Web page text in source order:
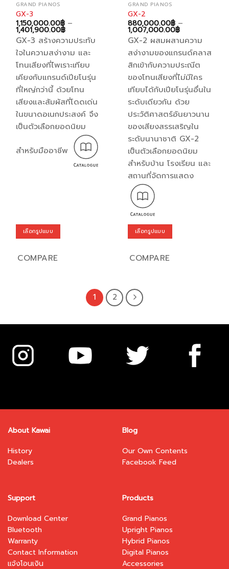
GRAND PIANOS
GX-3
1,150,000.00฿ –
1,401,900.00฿Price
range:
1,150,000.00฿
through
1,401,900.00฿
GX-3 สร้างความประทับ
ใจในความสง่างาม และ
โทนเสียงที่ไพเราะเทียบ
เคียงกับแกรนด์เปียโนรุ่น
ที่ใหญ่กว่านี้ ด้วยโทน
เสียงและสัมผัสที่โดดเด่น
ในขนาดอเนกประสงค์ จึง
เป็นตัวเลือกยอดนิยม
สำหรับมืออาชีพ
เลือกรูปแบบ
product
on
the
COMPARE
GRAND PIANOS
GX-2
880,000.00฿ –
1,007,000.00฿Price
880,000.00฿
through
1,007,000.00
GX-2 ผสมผสานความ
สง่างามของแกรนด์คลาส
สิกเข้ากับความประณีต
ของโทนเสียงที่ไม่มีใคร
เทียบได้กับเปียโนรุ่นอื่นใน
ระดับเดียวกัน ด้วย
ประวัติศาสตร์อันยาวนาน
ของเสียงสรรเสริญใน
ระดับนานาชาติ GX-2
เป็นตัวเลือกยอดนิยม
สำหรับบ้าน โรงเรียน และ
สถานที่จัดการแสดง
เลือกรูปแบบ
product
variants.
The
options
on
the
COMPARE
1 2
About Kawai
History
Dealers
Blog
Our Own Contents
Facebook Feed
Support
Download Center
Bluetooth
Warranty
Contact Information
แจ้งโอนเงิน
Products
Grand Pianos
Upright Pianos
Hybrid Pianos
Digital Pianos
Accessories